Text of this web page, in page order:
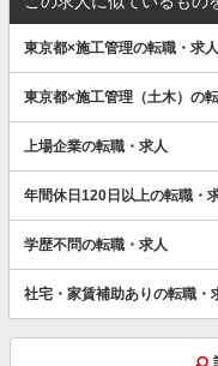
東京都×施工管理の転職・求人
東京都×施工管理（土木）の
上場企業の転職・求人
年間休日120日以上の転職・
学歴不問の転職・求人
社宅・家賃補助ありの転職・